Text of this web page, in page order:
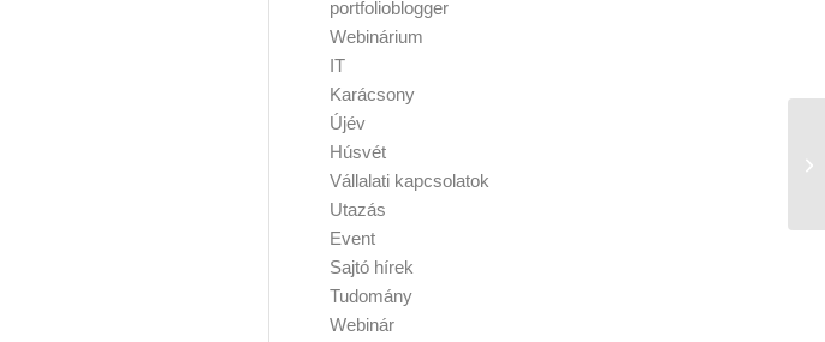
portfolioblogger
Webinárium
IT
Karácsony
Újév
Húsvét
Vállalati kapcsolatok
Utazás
Event
Sajtó hírek
Tudomány
Webinár